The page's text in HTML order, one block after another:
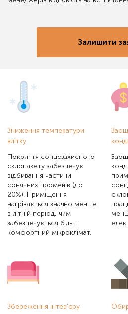
Залишити
Зниження температури
влітку
Покриття сонцезахисного
склопакету забезпечує
відбивання частини
сонячних променів (до
20%). Приміщення
нагрівається значно менше
в літній період, чим
забезпечується більш
комфортний мікроклімат.
Збереження інтер'єру